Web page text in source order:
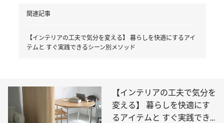
関連記事
【インテリアの工夫で気分を変える】 暮らしを快適にするアイ
テムと すぐ実践できるシーン別メソッド
【インテリアの工夫で気分を
変える】 暮らしを快適にす
るアイテムと すぐ実践でき